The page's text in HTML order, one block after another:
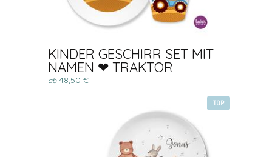
KINDER GESCHIRR SET MIT
NAMEN ❤ TRAKTOR
ab48,50 €
TOP